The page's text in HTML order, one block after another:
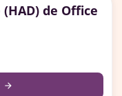
de Office
arrow_forward